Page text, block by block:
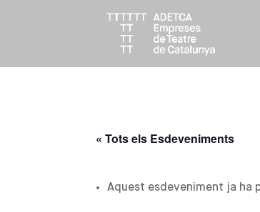
« Tots els Esdeveniments
Aquest esdeveniment ja ha